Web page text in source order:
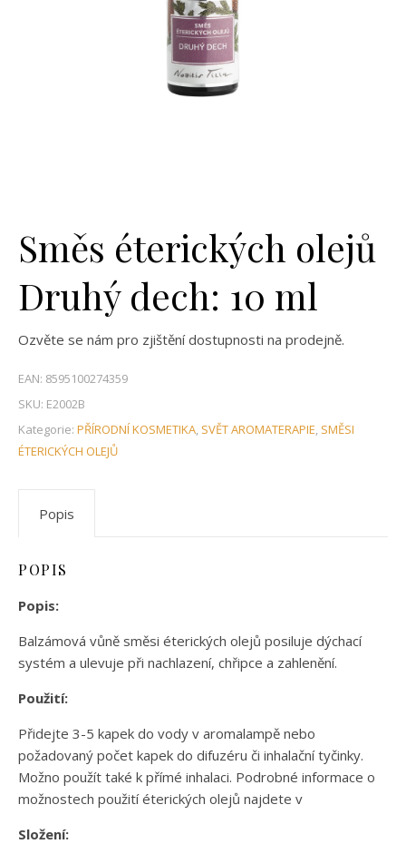
Směs éterických olejů
Druhý dech: 10 ml
Ozvěte se nám pro zjištění dostupnosti na prodejně.
EAN: 8595100274359
SKU: E2002B
Kategorie: PŘÍRODNÍ KOSMETIKA, SVĚT AROMATERAPIE, SMĚSI
ÉTERICKÝCH OLEJŮ
Popis
POPIS
Popis:
Balzámová vůně směsi éterických olejů posiluje dýchací
systém a ulevuje při nachlazení, chřipce a zahlenění.
Použití:
Přidejte 3-5 kapek do vody v aromalampě nebo
požadovaný počet kapek do difuzéru či inhalační tyčinky.
Možno použít také k přímé inhalaci. Podrobné informace o
možnostech použití éterických olejů najdete v
Složení: